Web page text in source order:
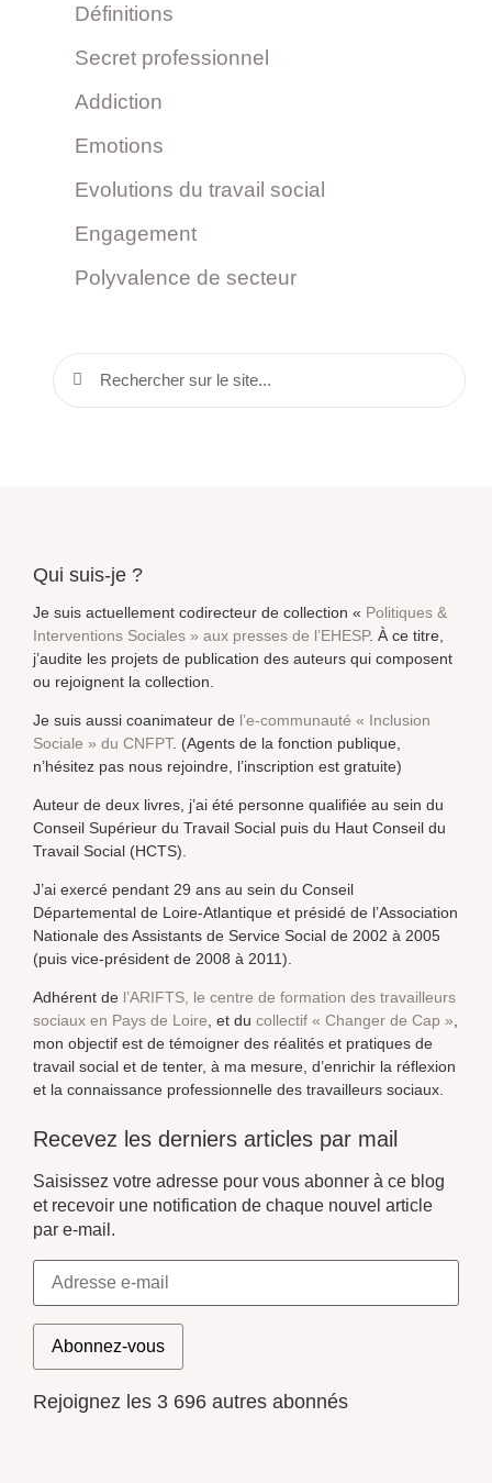
Définitions
Secret professionnel
Addiction
Emotions
Evolutions du travail social
Engagement
Polyvalence de secteur
Qui suis-je ?
Je suis actuellement codirecteur de collection « Politiques &
Interventions Sociales » aux presses de l’EHESP. À ce titre,
j’audite les projets de publication des auteurs qui composent
ou rejoignent la collection.
Je suis aussi coanimateur de l’e-communauté « Inclusion
Sociale » du CNFPT. (Agents de la fonction publique,
n’hésitez pas nous rejoindre, l’inscription est gratuite)
Auteur de deux livres, j’ai été personne qualifiée au sein du
Conseil Supérieur du Travail Social puis du Haut Conseil du
Travail Social (HCTS).
J’ai exercé pendant 29 ans au sein du Conseil
Départemental de Loire-Atlantique et présidé de l’Association
Nationale des Assistants de Service Social de 2002 à 2005
(puis vice-président de 2008 à 2011).
Adhérent de l’ARIFTS, le centre de formation des travailleurs
sociaux en Pays de Loire, et du collectif « Changer de Cap »,
mon objectif est de témoigner des réalités et pratiques de
travail social et de tenter, à ma mesure, d’enrichir la réflexion
et la connaissance professionnelle des travailleurs sociaux.
Recevez les derniers articles par mail
Saisissez votre adresse pour vous abonner à ce blog
et recevoir une notification de chaque nouvel article
par e-mail.
Abonnez-vous
Rejoignez les 3 696 autres abonnés